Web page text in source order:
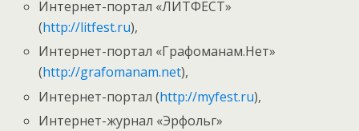
Интернет-портал «ЛИТФЕСТ»
(http://litfest.ru),
Интернет-портал «Графоманам.Нет»
(http://grafomanam.net),
Интернет-портал (http://myfest.ru),
Интернет-журнал «Эрфольг»